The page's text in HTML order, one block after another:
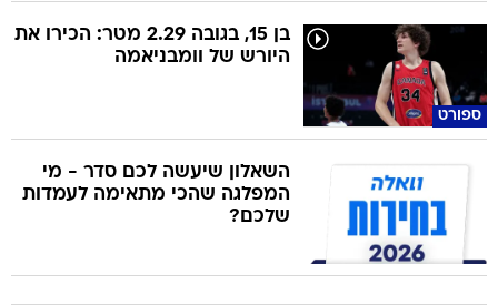
ספורט
בן 15, בגובה 2.29 מטר: הכירו את
היורש של וומבניאמה
השאלון שיעשה לכם סדר - מי
המפלגה שהכי מתאימה לעמדות
שלכם?